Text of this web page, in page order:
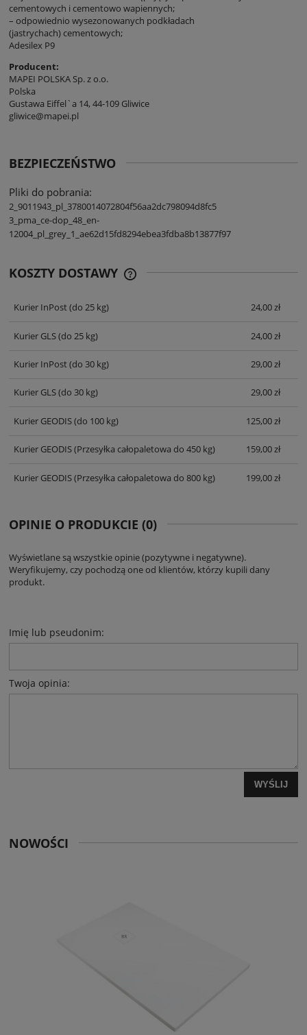
cementowych i cementowo wapiennych;
– odpowiednio wysezonowanych podkładach
(jastrychach) cementowych;
Adesilex P9
Producent:
MAPEI POLSKA Sp. z o.o.
Polska
Gustawa Eiffel`a 14, 44-109 Gliwice
gliwice@mapei.pl
BEZPIECZEŃSTWO
Pliki do pobrania:
2_9011943_pl_3780014072804f56aa2dc798094d8fc5
3_pma_ce-dop_48_en-
12004_pl_grey_1_ae62d15fd8294ebea3fdba8b13877f97
KOSZTY DOSTAWY
Kurier InPost(do 25 kg) 24,00 zł
Kurier GLS(do 25 kg) 24,00 zł
Kurier InPost(do 30 kg) 29,00 zł
Kurier GLS(do 30 kg) 29,00 zł
Kurier GEODIS(do 100 kg) 125,00 zł
Kurier GEODIS(Przesyłka całopaletowa do 450 kg) 159,00 zł
Kurier GEODIS(Przesyłka całopaletowa do 800 kg) 199,00 zł
OPINIE O PRODUKCIE (0)
Wyświetlane są wszystkie opinie (pozytywne i negatywne).
Weryfikujemy, czy pochodzą one od klientów, którzy kupili dany
produkt.
Imię lub pseudonim:
Twoja opinia:
WYŚLIJ
NOWOŚCI